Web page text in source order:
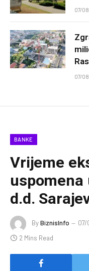
07/
07/
BANKE
Vrijeme
uspomena
d.d.
ByBiznisInfo 07/
2 Mins Read